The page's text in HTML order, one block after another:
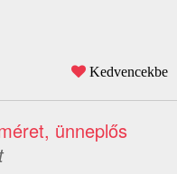
Kedvencekbe
ünneplős